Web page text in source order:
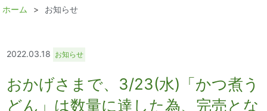
ホーム お知らせ
2022.03.18 お知らせ
おかげさまで、3/23(水)「かつ煮う
どん」は数量に達した為、完売とな